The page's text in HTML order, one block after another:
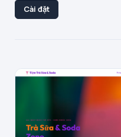
Cài đặt